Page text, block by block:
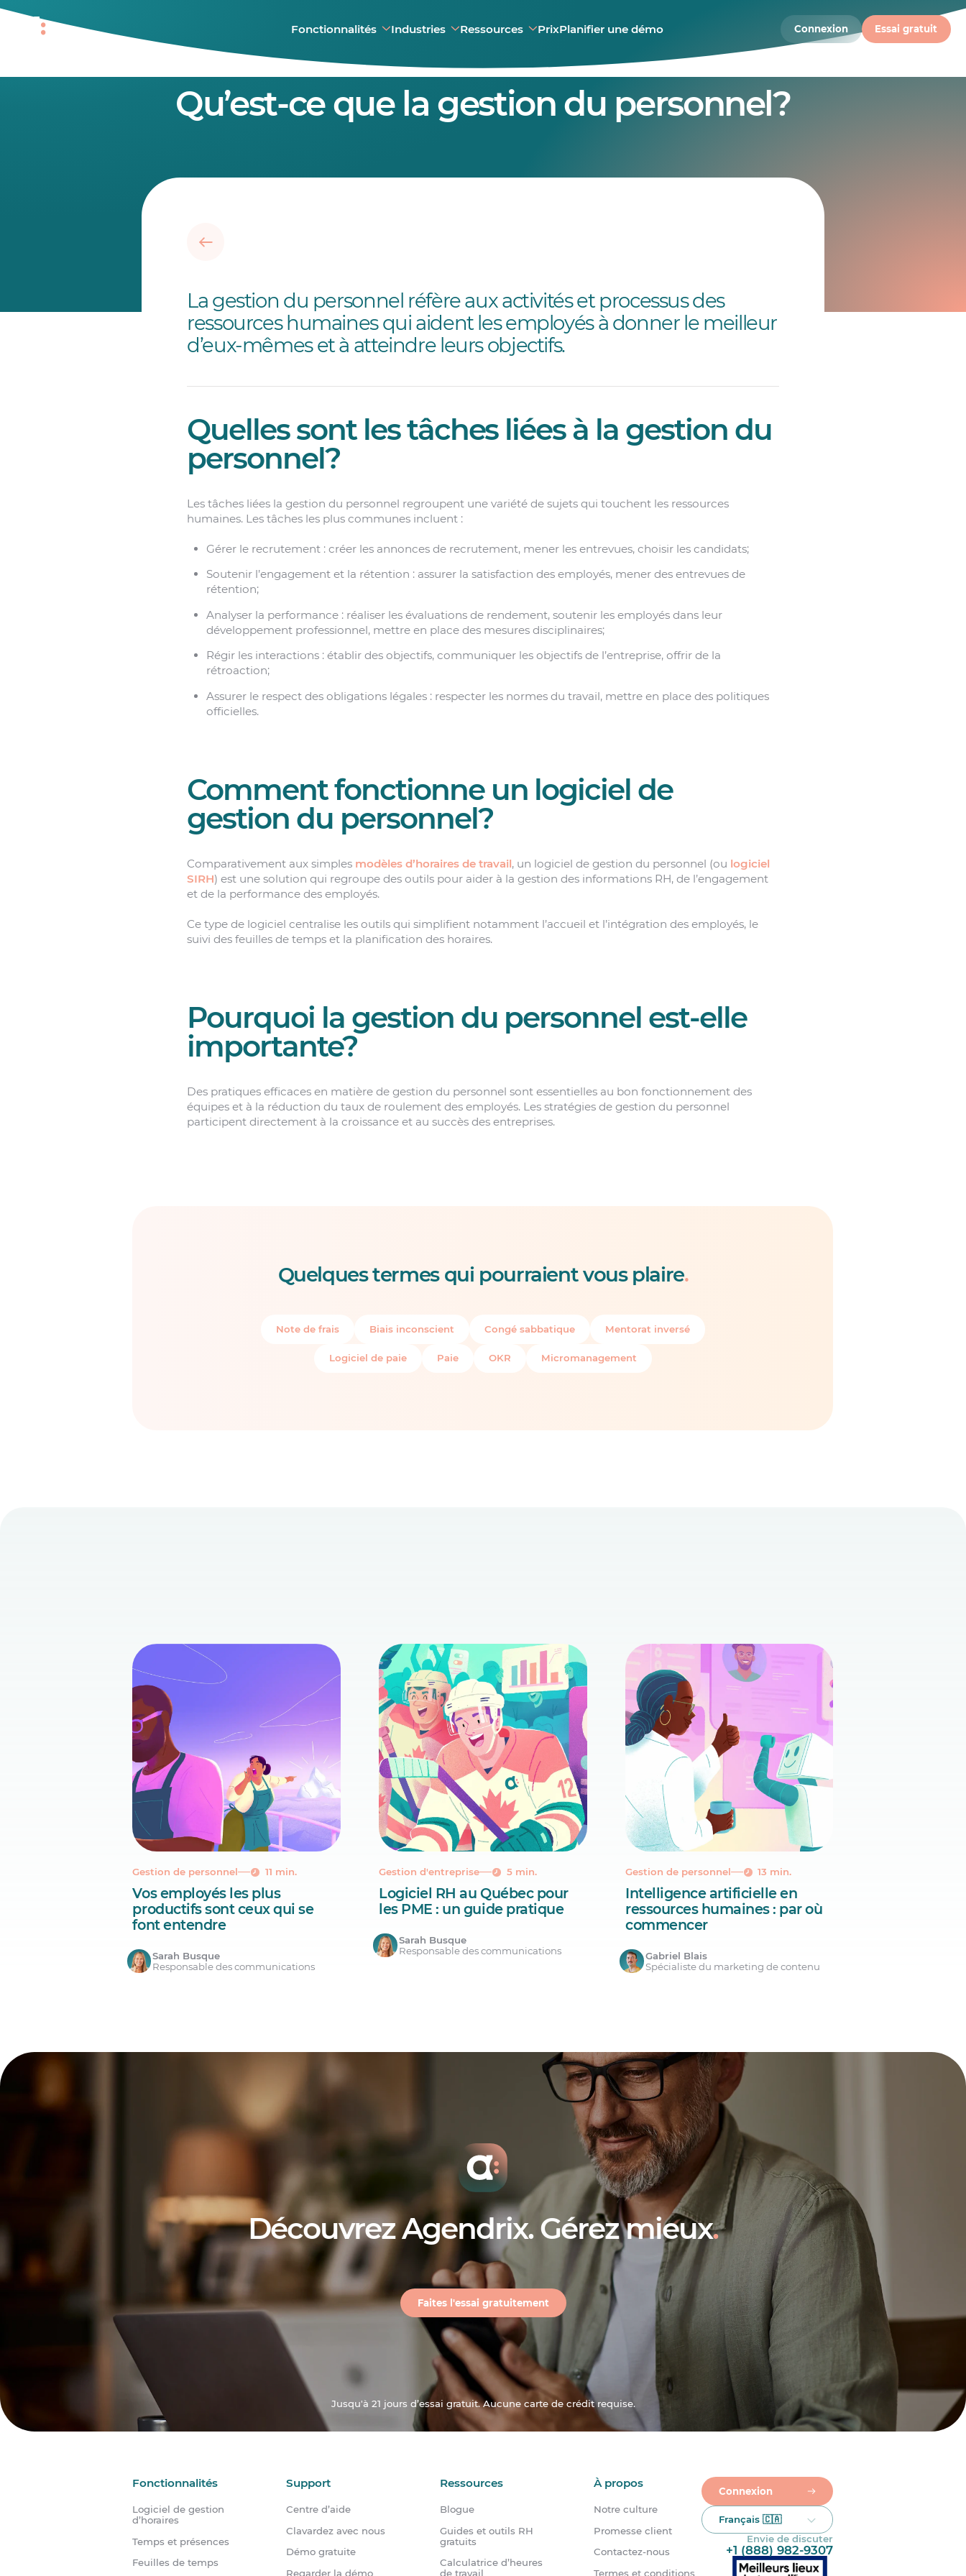
Fonctionnalités Industries Ressources PrixPlanifier une démo Connexion Essai gratuit
Qu’est-ce que la gestion du personnel?
La gestion du personnel réfère aux activités et processus des
ressources humaines qui aident les employés à donner le meilleur
d’eux-mêmes et à atteindre leurs objectifs.
Quelles sont les tâches liées à la gestion du
personnel?
Les tâches liées la gestion du personnel regroupent une variété de sujets qui touchent les ressources
humaines. Les tâches les plus communes incluent :
Gérer le recrutement : créer les annonces de recrutement, mener les entrevues, choisir les candidats;
Soutenir l’engagement et la rétention : assurer la satisfaction des employés, mener des entrevues de
rétention;
Analyser la performance : réaliser les évaluations de rendement, soutenir les employés dans leur
développement professionnel, mettre en place des mesures disciplinaires;
Régir les interactions : établir des objectifs, communiquer les objectifs de l’entreprise, offrir de la
rétroaction;
Assurer le respect des obligations légales : respecter les normes du travail, mettre en place des politiques
officielles.
Comment fonctionne un logiciel de
gestion du personnel?
Comparativement aux simples modèles d’horaires de travail, un logiciel de gestion du personnel (ou logiciel
SIRH) est une solution qui regroupe des outils pour aider à la gestion des informations RH, de l’engagement
et de la performance des employés.
Ce type de logiciel centralise les outils qui simplifient notamment l’accueil et l’intégration des employés, le
suivi des feuilles de temps et la planification des horaires.
Pourquoi la gestion du personnel est-elle
importante?
Des pratiques efficaces en matière de gestion du personnel sont essentielles au bon fonctionnement des
équipes et à la réduction du taux de roulement des employés. Les stratégies de gestion du personnel
participent directement à la croissance et au succès des entreprises.
Quelques termes qui pourraient vous plaire.
Note de frais Biais inconscient Congé sabbatique Mentorat inversé
Logiciel de paie Paie OKR Micromanagement
Gestion de personnel 11 min.
Vos employés les plus
productifs sont ceux qui se
font entendre
Sarah Busque
Responsable des communications
Gestion d'entreprise 5 min.
Logiciel RH au Québec pour
les PME : un guide pratique
Sarah Busque
Responsable des communications
Gestion de personnel 13 min.
Intelligence artificielle en
ressources humaines : par où
commencer
Gabriel Blais
Spécialiste du marketing de contenu
Découvrez Agendrix. Gérez mieux.
Faites l'essai gratuitement
Jusqu'à 21 jours d’essai gratuit. Aucune carte de crédit requise.
Fonctionnalités
Logiciel de gestion
d’horaires
Temps et présences
Feuilles de temps
Support
Centre d’aide
Clavardez avec nous
Démo gratuite
Regarder la démo
Ressources
Blogue
Guides et outils RH
gratuits
Calculatrice d’heures
de travail
À propos
Notre culture
Promesse client
Contactez-nous
Termes et conditions
Connexion
Français 🇨🇦
Envie de discuter
+1 (888) 982-9307